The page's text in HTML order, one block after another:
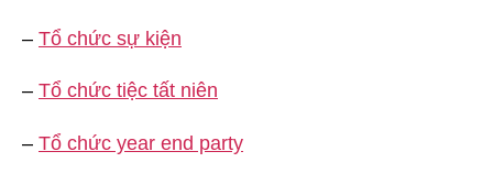
– Tổ chức sự kiện
– Tổ chức tiệc tất niên
– Tổ chức year end party